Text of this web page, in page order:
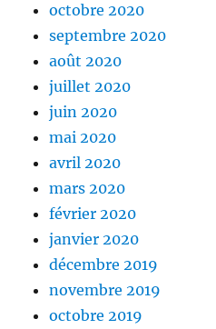
octobre 2020
septembre 2020
août 2020
juillet 2020
juin 2020
mai 2020
avril 2020
mars 2020
février 2020
janvier 2020
décembre 2019
novembre 2019
octobre 2019